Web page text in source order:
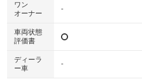
ワン
オーナー
-
車両状態
評価書
ディーラ
ー車
-